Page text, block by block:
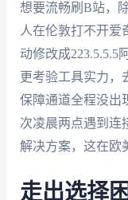
想要流畅刷B站，
人在伦敦打不开爱
动修改成223.5.5.5
更考验工具实力，
保障通道全程没出
次凌晨两点遇到连
解决方案，这在欧
走出选择